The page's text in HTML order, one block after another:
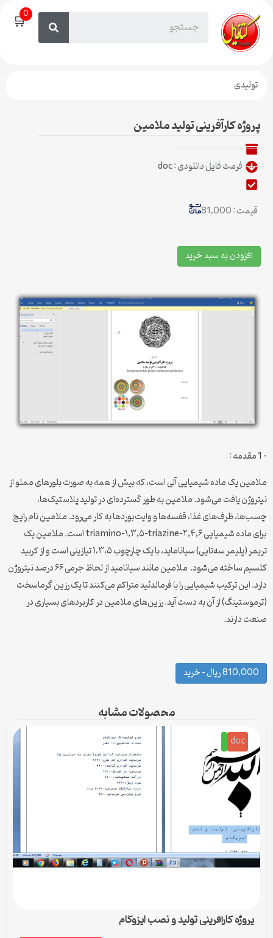
🛒0
تولیدی
پروژه کارآفرینی تولید ملامین
فرمت فایل دانلودی : doc
قیمت : 81,000
افزودن به سبد خرید
– 1 مقدمه :
ملامین یک ماده شیمیایی آلی است، که بیش از همه به صورت بلورهای مملو از
نیتروژن یافت می‌شود. ملامین به طور گسترده‌ای در تولید پلاستیک‌ها،
چسب‌ها، ظرف‌های غذا، قفسه‌‌ها و وایت‌بوردها به کار می‌رود. ملامین نام رایج
برای ماده شیمیایی ۲,۴,۶-triamino-۱,۳,۵-triazine است. ملامین یک
تریمر (پلیمر سه‌تایی) سیاناماید، با یک چارچوب ۱،۳،۵ تیازینی است و از کربید
کلسیم ساخته می‌شود. ملامین مانند سیانامید از لحاظ جرمی ۶۶ درصد نیتروژن
دارد. این ترکیب شیمیایی را با فرمالدئید متراکم می‌کنند تا یک رزین گرماسخت
(ترموستینگ) از آن به دست آید. رزین‌های ملامین در کاربردهای بسیاری در
صنعت دارند.
810,000 ریال – خرید
محصولات مشابه
doc
پروژه کارآفرینی تولید و نصب ایزوگام